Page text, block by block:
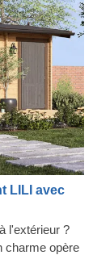
LILI avec
l'extérieur ?
charme opère